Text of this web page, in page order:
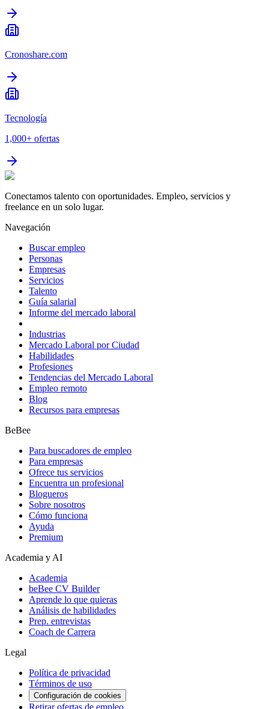
Cronoshare.com
Tecnología
1,000+ ofertas
Conectamos talento con oportunidades. Empleo, servicios y
freelance en un solo lugar.
Navegación
Buscar empleo
Personas
Empresas
Servicios
Talento
Guía salarial
Informe del mercado laboral
Industrias
Mercado Laboral por Ciudad
Habilidades
Profesiones
Tendencias del Mercado Laboral
Empleo remoto
Blog
Recursos para empresas
BeBee
Para buscadores de empleo
Para empresas
Ofrece tus servicios
Encuentra un profesional
Blogueros
Sobre nosotros
Cómo funciona
Ayuda
Premium
Academia y AI
Academia
beBee CV Builder
Aprende lo que quieras
Análisis de habilidades
Prep. entrevistas
Coach de Carrera
Legal
Política de privacidad
Términos de uso
Configuración de cookies